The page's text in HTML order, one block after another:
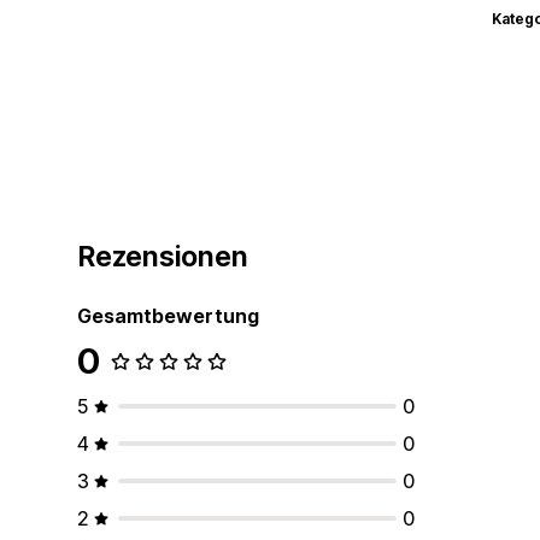
Rezensionen
Gesamtbewertung
0
5
0
4
0
3
0
2
0